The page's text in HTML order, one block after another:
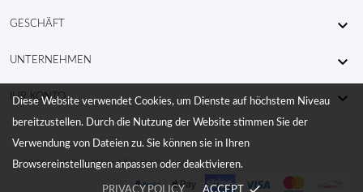
GESCHÄFT 
UNTERNEHMEN 
IHR KONTO 
Diese Website verwendet Cookies, um Dienste auf höchstem Niveau
bereitzustellen. Durch die Nutzung der Website stimmen Sie der
Verwendung von Dateien zu. Sie können sie in Ihren
Browsereinstellungen anpassen oder deaktivieren.
© 2026 - KW RaceWear All Right Reserved